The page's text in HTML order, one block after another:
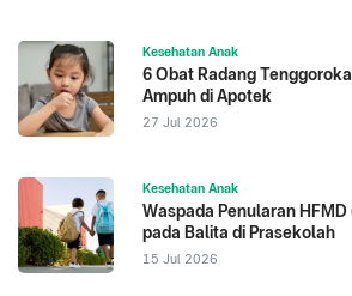
Kesehatan Anak
6 Obat Radang
Ampuh di Apotek
27 Jul 2026
Kesehatan Anak
Waspada Penularan
pada Balita di Prasekolah
15 Jul 2026